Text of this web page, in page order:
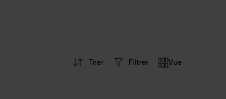
Filtrer Vue
Trier